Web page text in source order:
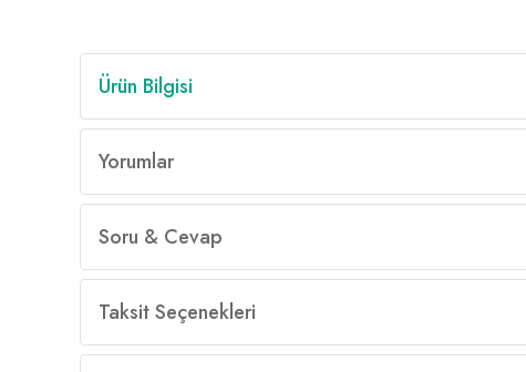
Ürün Bilgisi
Yorumlar
Soru & Cevap
Taksit Seçenekleri